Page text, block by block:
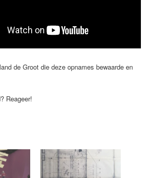
de Groot die deze opnames bewaarde en
Reageer!